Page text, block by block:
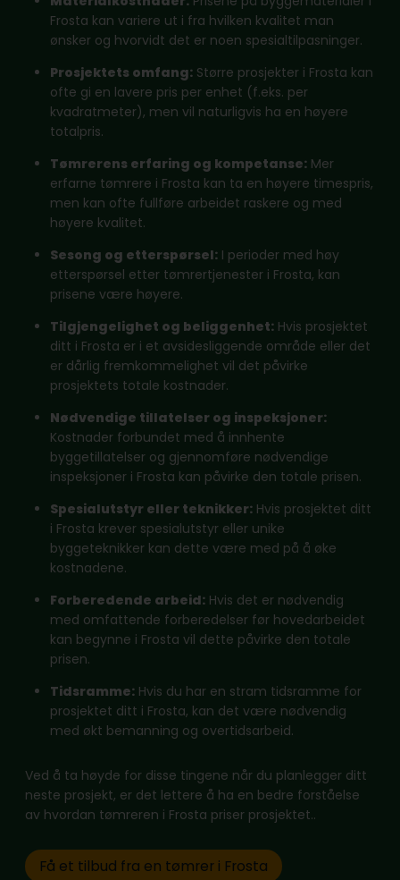
Frosta kan variere ut i fra hvilken kvalitet man
ønsker og hvorvidt det er noen spesialtilpasninger.
Prosjektets omfang: Større prosjekter i Frosta kan
ofte gi en lavere pris per enhet (f.eks. per
kvadratmeter), men vil naturligvis ha en høyere
totalpris.
Tømrerens erfaring og kompetanse: Mer
erfarne tømrere i Frosta kan ta en høyere timespris,
men kan ofte fullføre arbeidet raskere og med
høyere kvalitet.
Sesong og etterspørsel: I perioder med høy
etterspørsel etter tømrertjenester i Frosta, kan
prisene være høyere.
Tilgjengelighet og beliggenhet: Hvis prosjektet
ditt i Frosta er i et avsidesliggende område eller det
er dårlig fremkommelighet vil det påvirke
prosjektets totale kostnader.
Nødvendige tillatelser og inspeksjoner:
Kostnader forbundet med å innhente
byggetillatelser og gjennomføre nødvendige
inspeksjoner i Frosta kan påvirke den totale prisen.
Spesialutstyr eller teknikker: Hvis prosjektet ditt
i Frosta krever spesialutstyr eller unike
byggeteknikker kan dette være med på å øke
kostnadene.
Forberedende arbeid: Hvis det er nødvendig
med omfattende forberedelser før hovedarbeidet
kan begynne i Frosta vil dette påvirke den totale
prisen.
Tidsramme: Hvis du har en stram tidsramme for
prosjektet ditt i Frosta, kan det være nødvendig
med økt bemanning og overtidsarbeid.
Ved å ta høyde for disse tingene når du planlegger ditt
neste prosjekt, er det lettere å ha en bedre forståelse
av hvordan tømreren i Frosta priser prosjektet..
Få et tilbud fra en tømrer i Frosta